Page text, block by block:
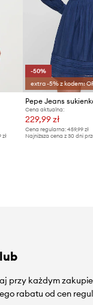
zł
-50%
extra -5% z kodem:
Pepe Jeans
Cena aktualna:
229,99 zł
Cena regularna:459,99 zł
Najniższa cena z 30 dni
przy każdym
rabatu od cen